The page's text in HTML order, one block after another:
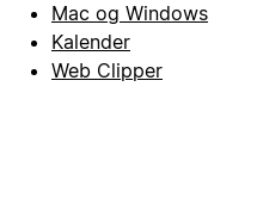
Mac og Windows
Kalender
Web Clipper